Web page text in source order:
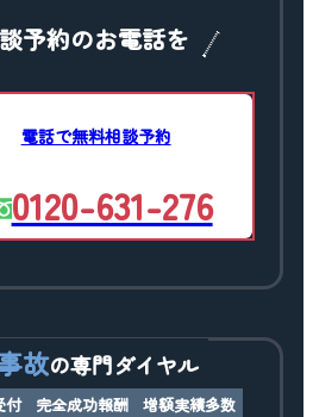
予約のお電話を
電話で無料相談予約
0120-631-276
故の専門ダイヤル
付 完全成功報酬 増額実績多数